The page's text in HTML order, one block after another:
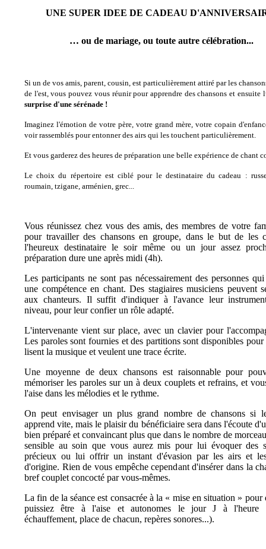
UNE SUPER IDEE DE CADEAU
… ou de mariage, ou toute autre célébration...
Si un de vos amis, parent, cousin, est particulièrement attiré par les
de l'est, vous pouvez vous réunir pour apprendre des chansons et ensuite
surprise d'une sérénade !
Imaginez l'émotion de votre père, votre grand mère, votre copain
voir rassemblés pour entonner des airs qui les touchent particulièrement.
Et vous garderez des heures de préparation une belle expérience de chant
Le choix du répertoire est ciblé pour le destinataire du cadeau :
roumain, tzigane, arménien, grec...
Vous réunissez chez vous des amis, des membres de votre
pour travailler des chansons en groupe, dans le but de les
l'heureux destinataire le soir même ou un jour assez
préparation dure une après midi (4h).
Les participants ne sont pas nécessairement des personnes
une compétence en chant. Des stagiaires musiciens peuvent
aux chanteurs. Il suffit d'indiquer à l'avance leur
niveau, pour leur confier un rôle adapté.
L'intervenante vient sur place, avec un clavier pour
Les paroles sont fournies et des partitions sont disponibles
lisent la musique et veulent une trace écrite.
Une moyenne de deux chansons est raisonnable pour
mémoriser les paroles sur un à deux couplets et refrains, et
l'aise dans les mélodies et le rythme.
On peut envisager un plus grand nombre de chansons si
apprend vite, mais le plaisir du bénéficiaire sera dans l'écoute
bien préparé et convaincant plus que dans le nombre de
sensible au soin que vous aurez mis pour lui évoquer des
précieux ou lui offrir un instant d'évasion par les airs et
d'origine. Rien de vous empêche cependant d'insérer dans la
bref couplet concocté par vous-mêmes.
La fin de la séance est consacrée à la « mise en situation » pour
puissiez être à l'aise et autonomes le jour J à l'heure
échauffement, place de chacun, repères sonores...).